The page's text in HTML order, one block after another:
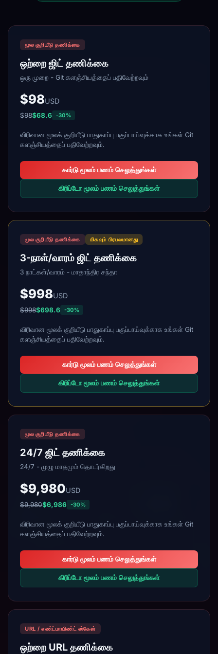
மூல குறியீடு தணிக்கை
ஒற்றை ஜிட் தணிக்கை
ஒரு முறை - Git களஞ்சியத்தைப் பதிவேற்றவும்
$98USD
$98$68.6 -30%
விரிவான மூலக் குறியீடு பாதுகாப்பு பகுப்பாய்வுக்காக உங்கள் Git
களஞ்சியத்தைப் பதிவேற்றவும்.
கார்டு மூலம் பணம் செலுத்துங்கள்
கிரிப்டோ மூலம் பணம் செலுத்துங்கள்
மூல குறியீடு தணிக்கை மிகவும் பிரபலமானது
3-நாள்/வாரம் ஜிட் தணிக்கை
3 நாட்கள்/வாரம் - மாதாந்திர சந்தா
$998USD
$998$698.6 -30%
விரிவான மூலக் குறியீடு பாதுகாப்பு பகுப்பாய்வுக்காக உங்கள் Git
களஞ்சியத்தைப் பதிவேற்றவும்.
கார்டு மூலம் பணம் செலுத்துங்கள்
கிரிப்டோ மூலம் பணம் செலுத்துங்கள்
மூல குறியீடு தணிக்கை
24/7 ஜிட் தணிக்கை
24/7 - முழு மாதமும் தொடர்கிறது
$9,980USD
$9,980$6,986 -30%
விரிவான மூலக் குறியீடு பாதுகாப்பு பகுப்பாய்வுக்காக உங்கள் Git
களஞ்சியத்தைப் பதிவேற்றவும்.
கார்டு மூலம் பணம் செலுத்துங்கள்
கிரிப்டோ மூலம் பணம் செலுத்துங்கள்
URL / எண்ட்பாயிண்ட் ஸ்கேன்
ஒற்றை URL தணிக்கை